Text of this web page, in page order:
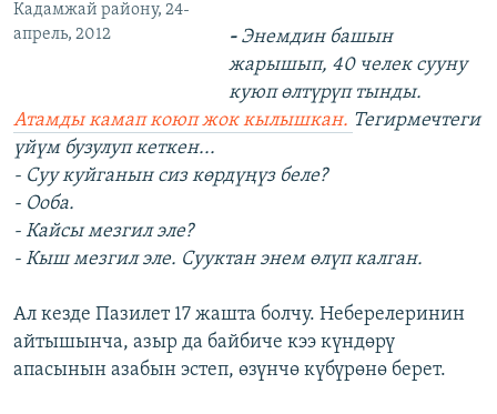
Кадамжай району, 24-
апрель, 2012
-Энемдин башын
жарышып, 40 челек сууну
куюп өлтүрүп тынды.
Атамды камап коюп жок кылышкан. Тегирмечтеги
үйүм бузулуп кеткен...
- Суу куйганын сиз көрдүңүз беле?
- Ооба.
- Кайсы мезгил эле?
- Кыш мезгил эле. Сууктан энем өлүп калган.
Ал кезде Пазилет 17 жашта болчу. Неберелеринин
айтышынча, азыр да байбиче кээ күндөрү
апасынын азабын эстеп, өзүнчө күбүрөнө берет.